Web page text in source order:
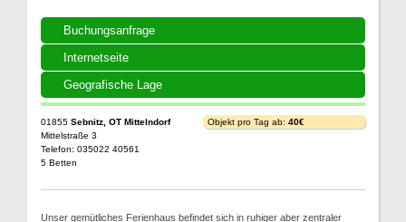
Buchungsanfrage
Internetseite
Geografische Lage
01855 Sebnitz, OT Mittelndorf
Mittelstraße 3
Telefon: 035022 40561
5 Betten
Objekt pro Tag ab: 40€
Unser gemütliches Ferienhaus befindet sich in ruhiger aber zentraler